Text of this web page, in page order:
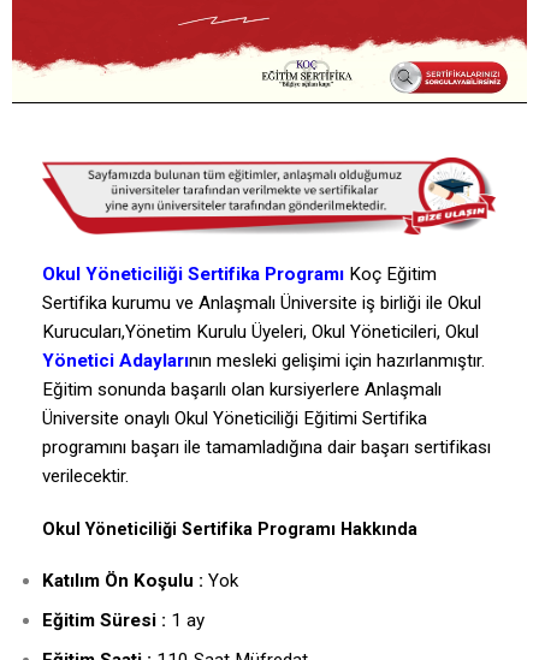
Okul Yöneticiliği Sertifika Programı Koç Eğitim
Sertifika kurumu ve Anlaşmalı Üniversite iş birliği ile Okul
Kurucuları,Yönetim Kurulu Üyeleri, Okul Yöneticileri, Okul
Yönetici Adaylarının mesleki gelişimi için hazırlanmıştır.
Eğitim sonunda başarılı olan kursiyerlere Anlaşmalı
Üniversite onaylı Okul Yöneticiliği Eğitimi Sertifika
programını başarı ile tamamladığına dair başarı sertifikası
verilecektir.
Okul Yöneticiliği Sertifika Programı Hakkında
Katılım Ön Koşulu : Yok
Eğitim Süresi : 1 ay